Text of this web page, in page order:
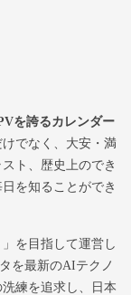
を誇るカレンダー
でなく、大安・満
ト、歴史上のでき
を知ることができ
を目指して運営し
を最新のAIテクノ
練を追求し、日本